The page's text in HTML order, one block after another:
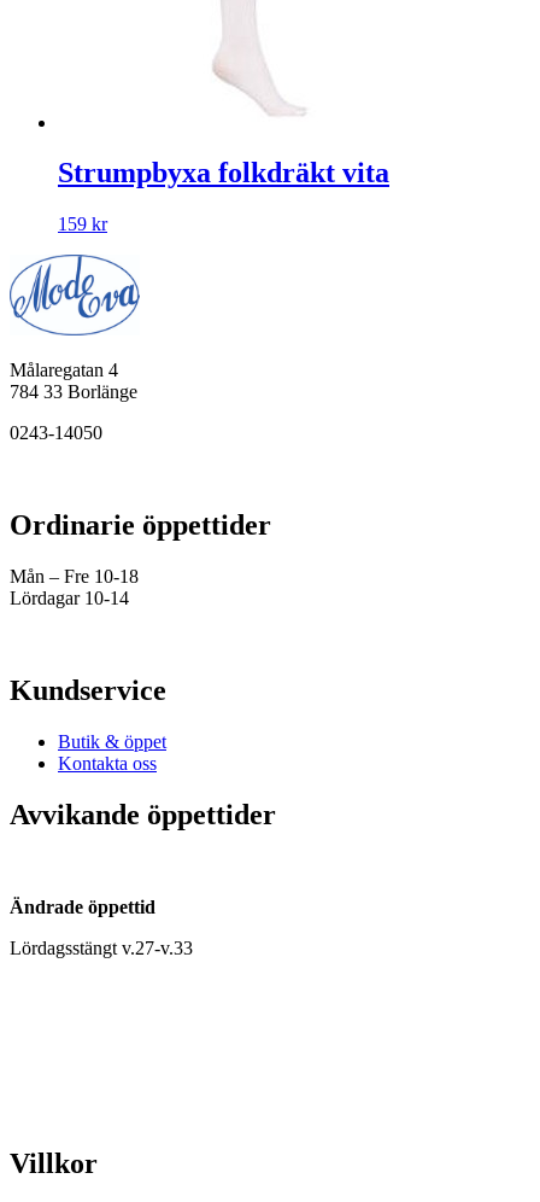
Strumpbyxa folkdräkt vita
159 kr
Målaregatan 4
784 33 Borlänge
0243-14050
Ordinarie öppettider
Mån – Fre 10-18
Lördagar 10-14
Kundservice
Butik & öppet
Kontakta oss
Avvikande öppettider
Ändrade öppettid
Lördagsstängt v.27-v.33
Villkor